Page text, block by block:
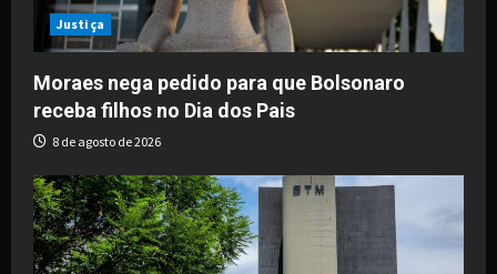
o
n
Justiça
Moraes nega pedido para que Bolsonaro
receba filhos no Dia dos Pais
8 de agosto de 2026